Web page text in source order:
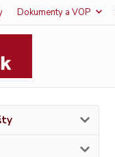
Dokumenty a VOP